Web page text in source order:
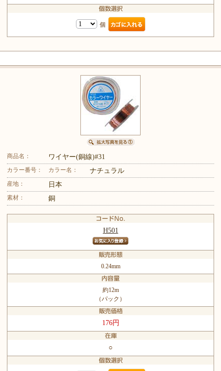
個
商品名： ワイヤー(銅線)#31
カラー番号： カラー名： ナチュラル
産地： 日本
素材： 銅
H501
0.24mm
約12m
（パック）
176円
○